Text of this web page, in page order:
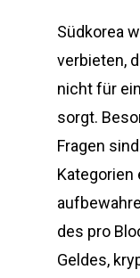
Südkorea
verbieten,
nicht für
sorgt.
Fragen
des pro
Geldes,